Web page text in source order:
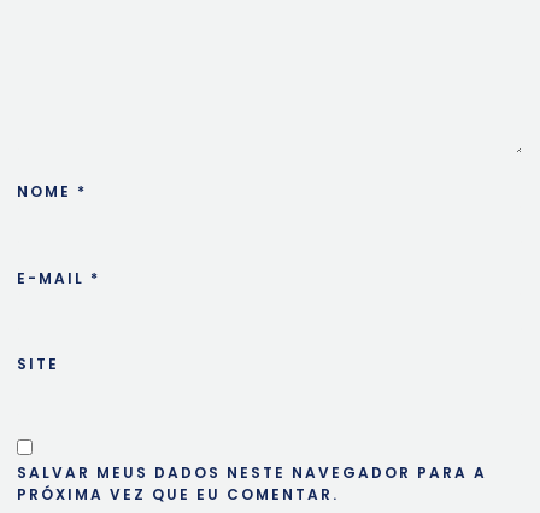
NOME *
E-MAIL *
SITE
SALVAR MEUS DADOS NESTE NAVEGADOR PARA A
PRÓXIMA VEZ QUE EU COMENTAR.